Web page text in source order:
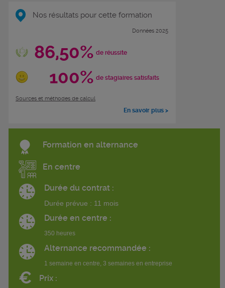
Nos résultats pour cette formation
Données 2025
86,50% de réussite
100% de stagiaires satisfaits
Sources et méthodes de calcul
En savoir plus >
Formation en alternance
En centre
Durée du contrat :
Durée prévue : 11 mois
Durée en centre :
350 heures
Alternance recommandée :
1 semaine en centre, 3 semaines en entreprise
€ Prix :